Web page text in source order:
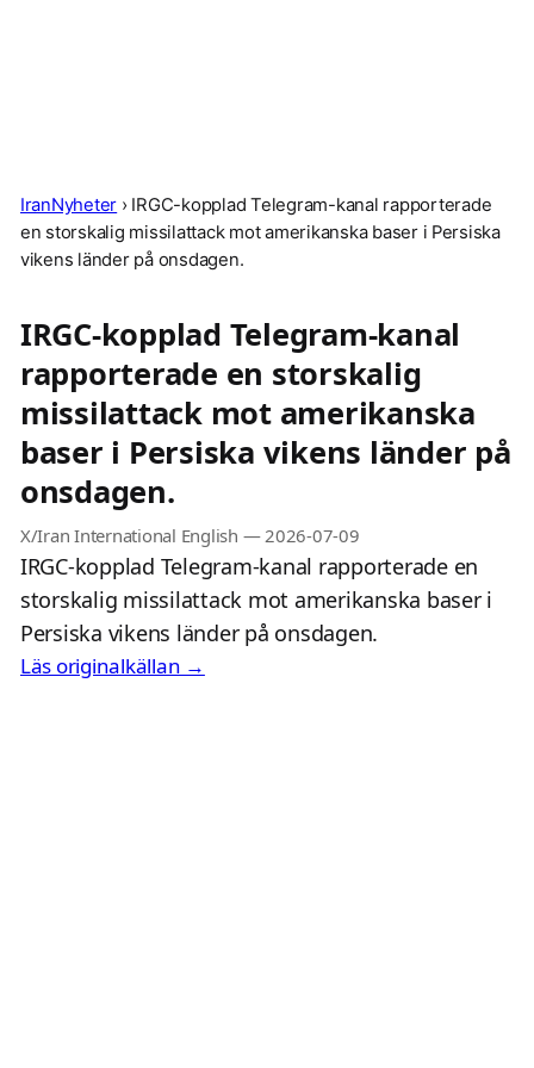
IranNyheter › IRGC-kopplad Telegram-kanal rapporterade
en storskalig missilattack mot amerikanska baser i Persiska
vikens länder på onsdagen.
IRGC-kopplad Telegram-kanal
rapporterade en storskalig
missilattack mot amerikanska
baser i Persiska vikens länder på
onsdagen.
X/Iran International English — 2026-07-09
IRGC-kopplad Telegram-kanal rapporterade en
storskalig missilattack mot amerikanska baser i
Persiska vikens länder på onsdagen.
Läs originalkällan →